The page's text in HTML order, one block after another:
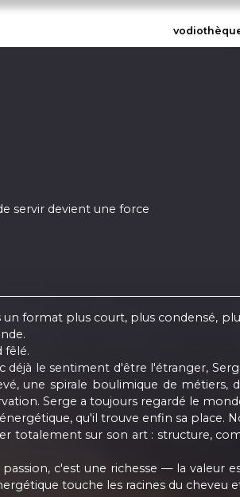
servir devient une force
format plus court, plus condensé,
fêlé.
déjà le sentiment d'être l'étranger,
une spirale boulimique de métiers,
Serge a toujours regardé le
qu'il trouve enfin sa place.
totalement sur son art : structure,
c'est une richesse — la valeur
touche les racines du cheveu